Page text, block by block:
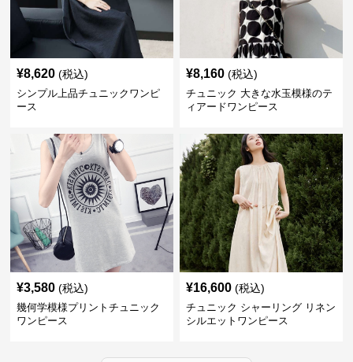
¥8,620 (税込)
シンプル上品チュニックワンピ
ース
¥8,160 (税込)
チュニック 大きな水玉模様のテ
ィアードワンピース
¥3,580 (税込)
幾何学模様プリントチュニック
ワンピース
¥16,600 (税込)
チュニック シャーリング リネン
シルエットワンピース